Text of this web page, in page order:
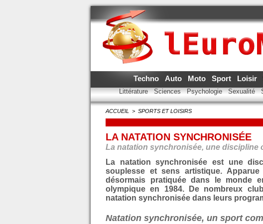
Techno Auto Moto Sport Loisir
Littérature Sciences Psychologie Sexualité
ACCUEIL > SPORTS ET LOISIRS
LA NATATION SYNCHRONISÉE
La natation synchronisée, une discipline
La natation synchronisée est une
souplesse et sens artistique.
désormais pratiquée dans le monde
olympique en 1984. De nombreux
natation synchronisée dans leurs
Natation synchronisée, un sport